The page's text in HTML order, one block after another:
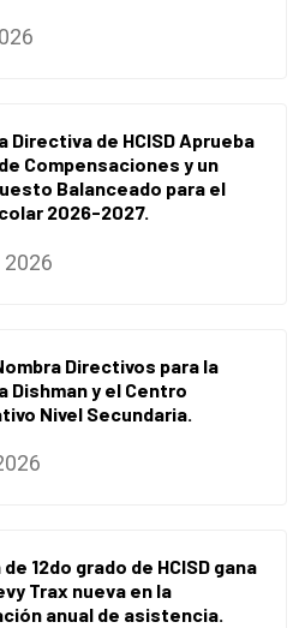
Directiva de HCISD Aprueba
Compensaciones y un
Balanceado para el
2026-2027.
2026
Directivos para la
Dishman y el Centro
Nivel Secundaria.
12do grado de HCISD gana
Trax nueva en la
anual de asistencia.